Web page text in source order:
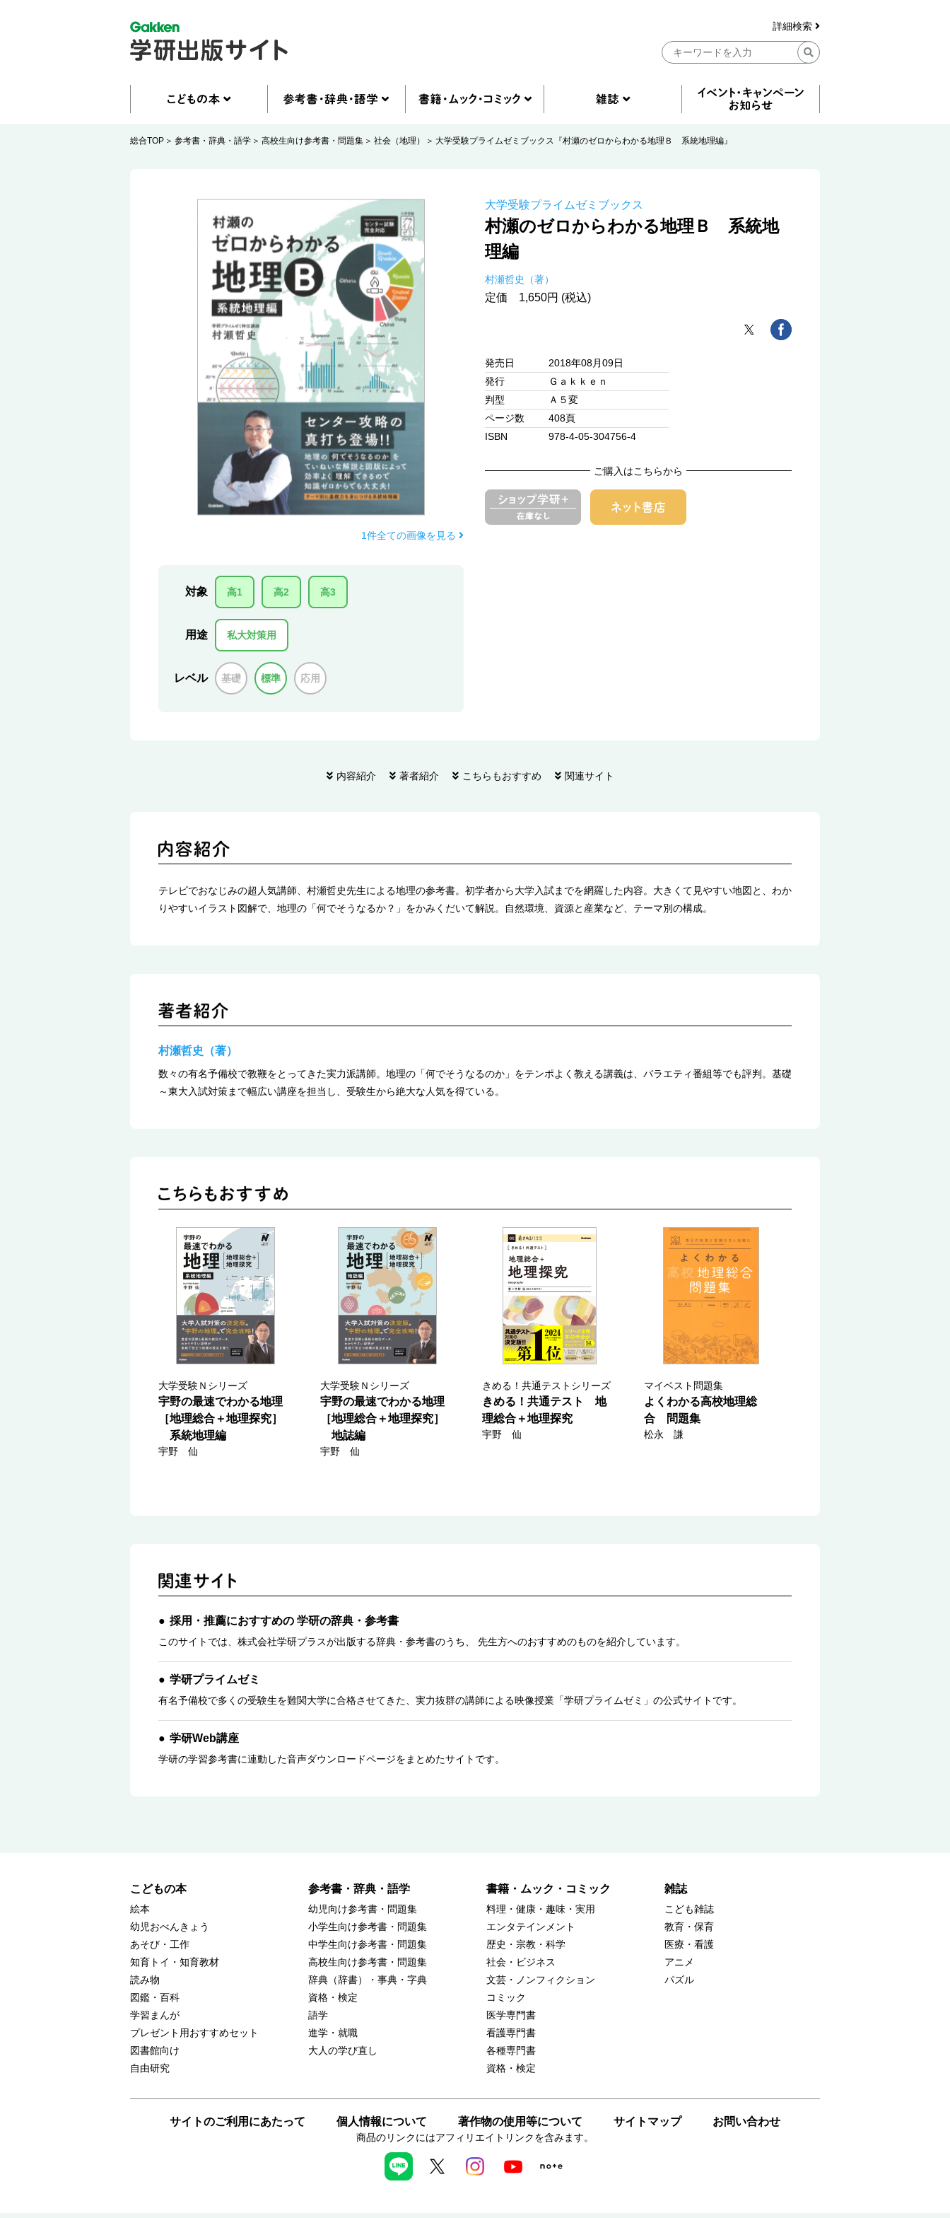
詳細検索
総合TOP 参考書・辞典・語学 高校生向け参考書・問題集 社会（地理） 大学受験プライムゼミブックス『村瀬のゼロからわかる地理Ｂ 系統地理編』
1件全ての画像を見る
対象 高1 高2 高3
用途 私大対策用
レベル 基礎 標準 応用
大学受験プライムゼミブックス
村瀬のゼロからわかる地理Ｂ 系統地
理編
村瀬哲史（著）
定価 1,650円 (税込)
発売日
2018年08月09日
発行
Ｇａｋｋｅｎ
判型
Ａ５変
ページ数
408頁
ISBN
978-4-05-304756-4
ご購入はこちらから
内容紹介 著者紹介 こちらもおすすめ 関連サイト
テレビでおなじみの超人気講師、村瀬哲史先生による地理の参考書。初学者から大学入試までを網羅した内容。大きくて見やすい地図と、わか
りやすいイラスト図解で、地理の「何でそうなるか？」をかみくだいて解説。自然環境、資源と産業など、テーマ別の構成。
村瀬哲史（著）
数々の有名予備校で教鞭をとってきた実力派講師。地理の「何でそうなるのか」をテンポよく教える講義は、バラエティ番組等でも評判。基礎
～東大入試対策まで幅広い講座を担当し、受験生から絶大な人気を得ている。
大学受験Ｎシリーズ
宇野の最速でわかる地理
［地理総合＋地理探究］
系統地理編
宇野 仙
大学受験Ｎシリーズ
宇野の最速でわかる地理
［地理総合＋地理探究］
地誌編
宇野 仙
きめる！共通テストシリーズ
きめる！共通テスト 地
理総合＋地理探究
宇野 仙
マイベスト問題集
よくわかる高校地理総
合 問題集
松永 謙
採用・推薦におすすめの 学研の辞典・参考書
このサイトでは、株式会社学研プラスが出版する辞典・参考書のうち、 先生方へのおすすめのものを紹介しています。
学研プライムゼミ
有名予備校で多くの受験生を難関大学に合格させてきた、実力抜群の講師による映像授業「学研プライムゼミ」の公式サイトです。
学研Web講座
学研の学習参考書に連動した音声ダウンロードページをまとめたサイトです。
こどもの本
絵本
幼児おべんきょう
あそび・工作
知育トイ・知育教材
読み物
図鑑・百科
学習まんが
プレゼント用おすすめセット
図書館向け
自由研究
参考書・辞典・語学
幼児向け参考書・問題集
小学生向け参考書・問題集
中学生向け参考書・問題集
高校生向け参考書・問題集
辞典（辞書）・事典・字典
資格・検定
語学
進学・就職
大人の学び直し
書籍・ムック・コミック
料理・健康・趣味・実用
エンタテインメント
歴史・宗教・科学
社会・ビジネス
文芸・ノンフィクション
コミック
医学専門書
看護専門書
各種専門書
資格・検定
雑誌
こども雑誌
教育・保育
医療・看護
アニメ
パズル
サイトのご利用にあたって 個人情報について 著作物の使用等について サイトマップ お問い合わせ
商品のリンクにはアフィリエイトリンクを含みます。